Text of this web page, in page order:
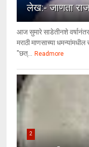
लेख:- जाणता
आज सुमारे साडेतीनशे
मराठी माणसाच्या
"छत्... Readmore
2